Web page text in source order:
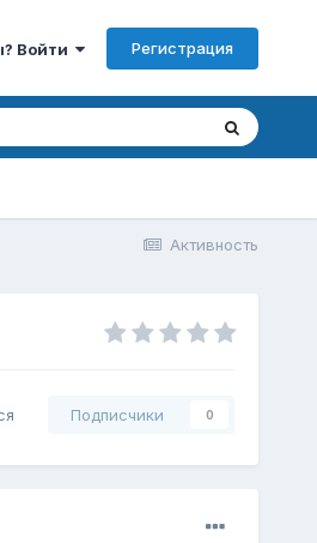
Войти Регистрация
Активность
Подписчики 0